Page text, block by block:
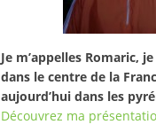
Je m’appelles Romaric,
dans le centre de la
aujourd’hui dans les
Découvrez ma